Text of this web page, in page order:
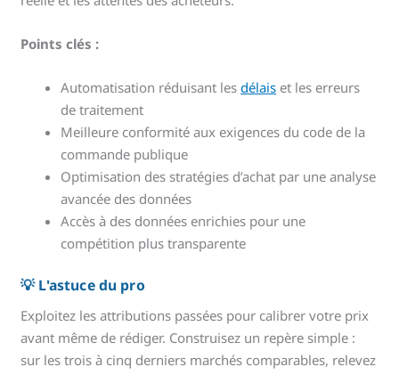
Points clés :
Automatisation réduisant lesdélais et les erreurs
de traitement
Meilleure conformité aux exigences du code de la
commande publique
Optimisation des stratégies d’achat par une analyse
avancée des données
Accès à des données enrichies pour une
compétition plus transparente
💡 L'astuce du pro
Exploitez les attributions passées pour calibrer votre prix
avant même de rédiger. Construisez un repère simple :
sur les trois à cinq derniers marchés comparables, relevez